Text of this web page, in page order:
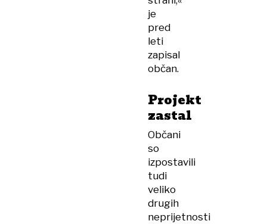
je
pred
leti
zapisal
občan.
Projekt
zastal
Občani
so
izpostavili
tudi
veliko
drugih
neprijetnosti